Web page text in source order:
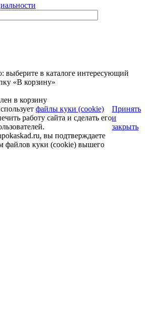
выберите в каталоге интересующий
«В корзину»
в корзину
файлы куки (cookie)
работу сайта и сделать его
вы подтверждаете
файлов куки (cookie) вышего
Принять
и
закрыть